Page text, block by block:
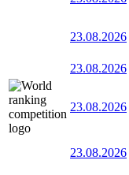
23.08.2026
23.08.2026
23.08.2026
23.08.2026